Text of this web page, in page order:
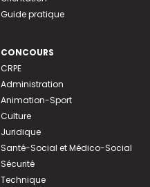
Guide pratique
CONCOURS
CRPE
Administration
Animation-Sport
Culture
Juridique
Santé-Social et Médico-Social
Sécurité
Technique